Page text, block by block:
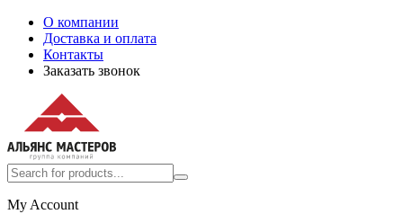
О компании
Доставка и оплата
Контакты
Заказать звонок
My Account